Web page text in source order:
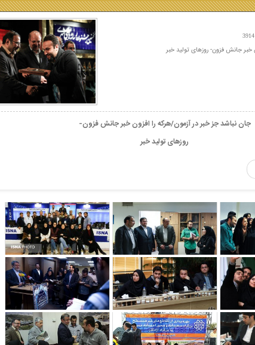
خبر جانش فزون- روزهای تولید خبر
جان نباشد جز خبر در آزمون/هرکه را افزون خبر جانش فزون-
روزهای تولید خبر